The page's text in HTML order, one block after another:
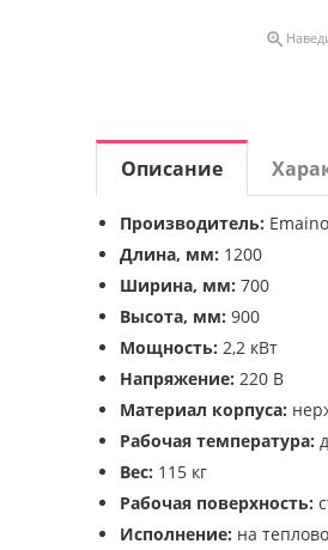

Описание
Производитель:
Длина, мм: 1200
Ширина, мм: 700
Высота, мм: 900
Мощность: 2,2 кВт
Напряжение: 220 В
Материал корпуса:
Рабочая температура:
Вес: 115 кг
Рабочая поверхность:
Исполнение: на